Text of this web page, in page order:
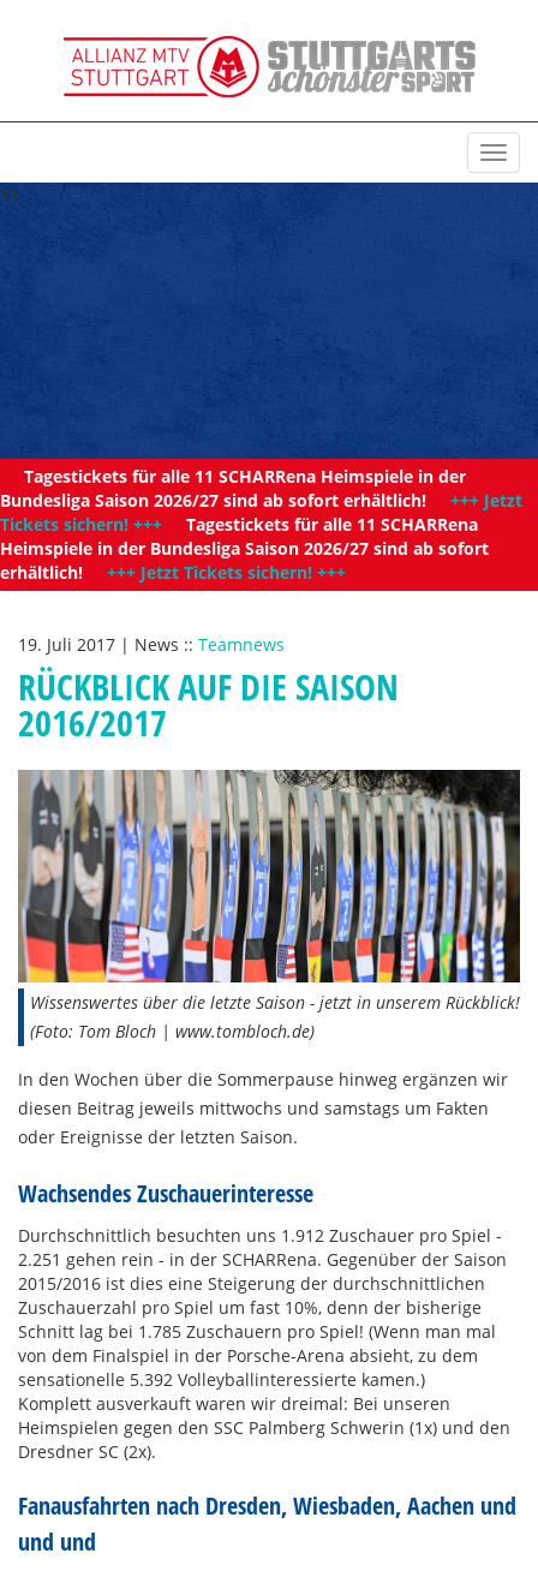
11
Tagestickets für alle 11 SCHARRena Heimspiele in der
Bundesliga Saison 2026/27 sind ab sofort erhältlich! +++ Jetzt
Tickets sichern! +++ Tagestickets für alle 11 SCHARRena
Heimspiele in der Bundesliga Saison 2026/27 sind ab sofort
erhältlich! +++ Jetzt Tickets sichern! +++
19. Juli 2017 | News :: Teamnews
RÜCKBLICK AUF DIE SAISON
2016/2017
Wissenswertes über die letzte Saison - jetzt in unserem Rückblick!
(Foto: Tom Bloch | www.tombloch.de)
In den Wochen über die Sommerpause hinweg ergänzen wir
diesen Beitrag jeweils mittwochs und samstags um Fakten
oder Ereignisse der letzten Saison.
Wachsendes Zuschauerinteresse
Durchschnittlich besuchten uns 1.912 Zuschauer pro Spiel -
2.251 gehen rein - in der SCHARRena. Gegenüber der Saison
2015/2016 ist dies eine Steigerung der durchschnittlichen
Zuschauerzahl pro Spiel um fast 10%, denn der bisherige
Schnitt lag bei 1.785 Zuschauern pro Spiel! (Wenn man mal
von dem Finalspiel in der Porsche-Arena absieht, zu dem
sensationelle 5.392 Volleyballinteressierte kamen.)
Komplett ausverkauft waren wir dreimal: Bei unseren
Heimspielen gegen den SSC Palmberg Schwerin (1x) und den
Dresdner SC (2x).
Fanausfahrten nach Dresden, Wiesbaden, Aachen und
und und